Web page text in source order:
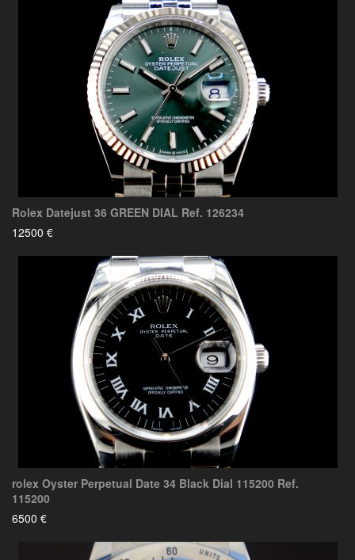
Rolex Datejust 36 GREEN DIAL Ref. 126234
12500 €
rolex Oyster Perpetual Date 34 Black Dial 115200 Ref.
115200
6500 €